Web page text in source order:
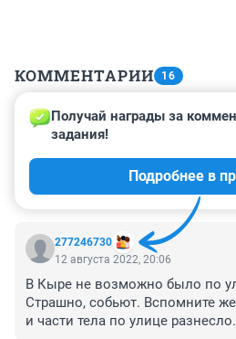
КОММЕНТАРИИ 16
Гость
13 августа 2022, 01:33
Подстрелили наверно
277246730
Получай награды за
задания!
Подробнее в
12 августа 2022, 20:06
В Кыре не возможно было по
Страшно, собьют. Вспомните
и части тела по улице